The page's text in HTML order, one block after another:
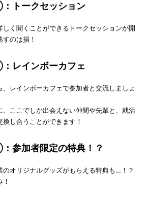
トークセッション
しく聞くことができるトークセッションが開
のは損！
レインボーカフェ
レインボーカフェで参加者と交流しましょ
、ここでしか出会えない仲間や先輩と、就活
し合うことができます！
参加者限定の特典！？
のオリジナルグッズがもらえる特典も…！？